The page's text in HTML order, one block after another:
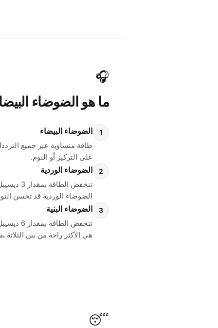
🎧
ما هو الضوضاء
1 الضوضاء البيضاء
طاقة متساوية عبر جميع
على التركيز أو النوم.
2 الضوضاء الوردية
تنخفض
الضوضاء الوردية قد تحسن
3 الضوضاء البنية
تنخفض
هي الأكثر راحة من بين
😴